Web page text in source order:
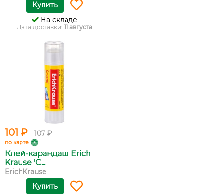
Купить
На складе
Дата доставки: 11 августа
101 ₽ 107 ₽
по карте
Клей-карандаш Erich
Krause 'C...
ErichKrause
Купить